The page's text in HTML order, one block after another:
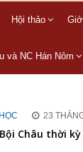
Hội thảo
và NC Hán Nôm
23
Châu thời kỳ